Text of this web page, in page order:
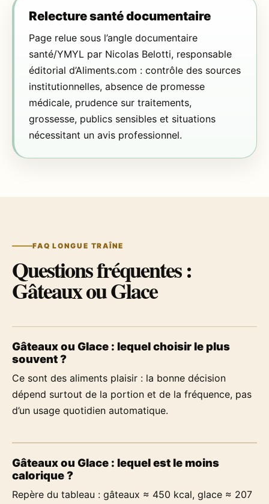
Relecture santé documentaire
Page relue sous l’angle documentaire
santé/YMYL par Nicolas Belotti, responsable
éditorial d’Aliments.com : contrôle des sources
institutionnelles, absence de promesse
médicale, prudence sur traitements,
grossesse, publics sensibles et situations
nécessitant un avis professionnel.
FAQ LONGUE TRAÎNE
Questions fréquentes :
Gâteaux ou Glace
Gâteaux ou Glace : lequel choisir le plus
souvent ?
Ce sont des aliments plaisir : la bonne décision
dépend surtout de la portion et de la fréquence, pas
d’un usage quotidien automatique.
Gâteaux ou Glace : lequel est le moins
calorique ?
Repère du tableau : gâteaux ≈ 450 kcal, glace ≈ 207